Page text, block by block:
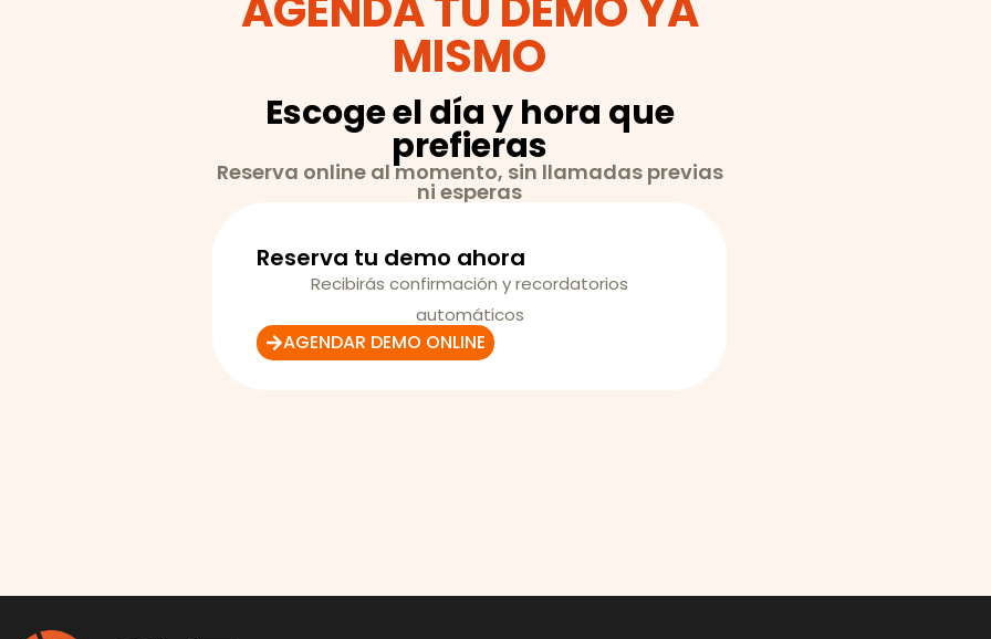
MISMO
Escoge el día y hora que
prefieras
Reserva online al momento, sin llamadas previas
ni esperas
Reserva tu demo ahora
Recibirás confirmación y recordatorios
automáticos
AGENDAR DEMO ONLINE